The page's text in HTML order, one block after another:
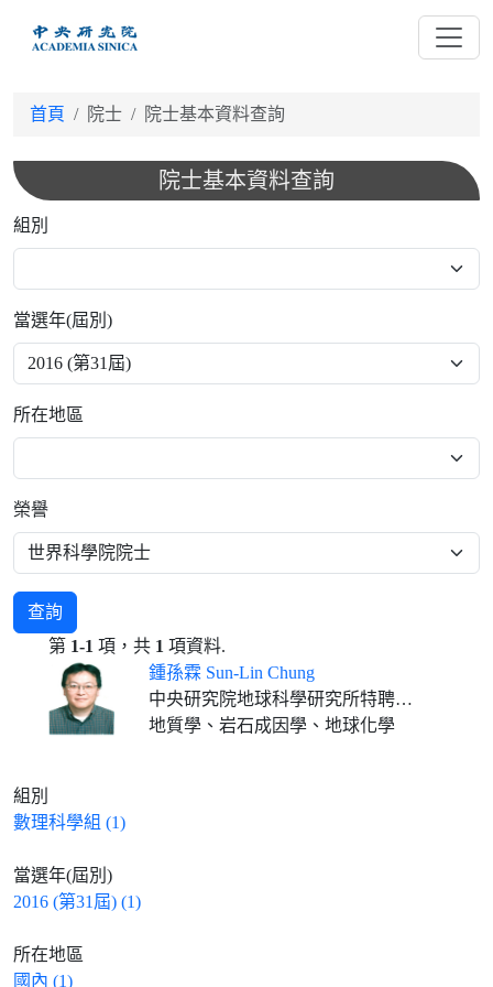
首頁 院士 院士基本資料查詢
院士基本資料查詢
組別
當選年(屆別)
所在地區
榮譽
查詢
第 1-1 項，共 1 項資料.
鍾孫霖 Sun-Lin Chung
中央研究院地球科學研究所特聘研究員兼所長、國立臺灣大學地質科學系特聘講座教授(合聘)
地質學、岩石成因學、地球化學
組別
數理科學組 (1)
當選年(屆別)
2016 (第31屆) (1)
所在地區
國內 (1)